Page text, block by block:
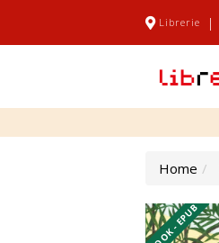
Librerie |
Home
EBOOK - EPUB